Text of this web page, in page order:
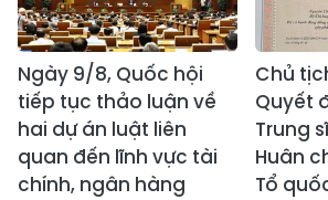
Ngày 9/8, Quốc hội
tiếp tục thảo luận về
hai dự án luật liên
quan đến lĩnh vực tài
chính, ngân hàng
Chủ
Quyết
Trung
Huân
Tổ